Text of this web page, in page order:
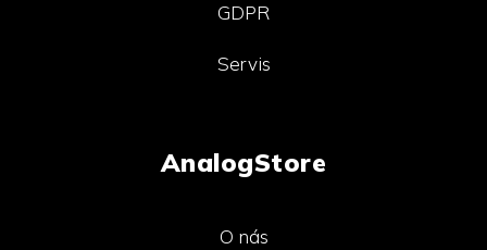
GDPR
Servis
AnalogStore
O nás